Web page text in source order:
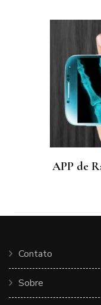
APP de
Contato
Sobre